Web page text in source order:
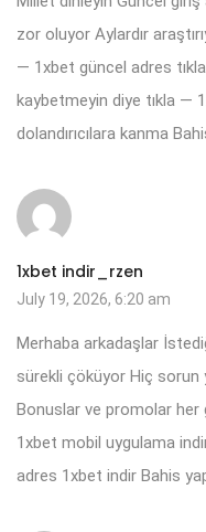
zor oluyor Aylardır
— 1xbet güncel adres tıkla
kaybetmeyin diye tıkla —
dolandırıcılara kanma
1xbet indir_rzen
July 19, 2026, 6:20 am
Merhaba arkadaşlar
sürekli çöküyor Hiç sorun
Bonuslar ve promolar her
1xbet mobil uygulama
adres 1xbet indir Bahis